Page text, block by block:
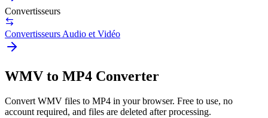
Convertisseurs
Convertisseurs Audio et Vidéo
WMV to MP4 Converter
Convert WMV files to MP4 in your browser. Free to use, no
account required, and files are deleted after processing.